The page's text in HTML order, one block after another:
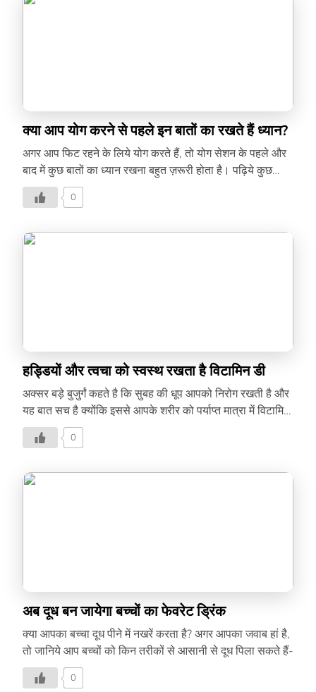
क्या आप योग करने से पहले इन बातों का रखते हैं ध्यान?
अगर आप फिट रहने के लिये योग करते हैं, तो योग सेशन के पहले और
बाद में कुछ बातों का ध्यान रखना बहुत ज़रूरी होता है। पढ़िये कुछ
महत्वपूर्ण बातें-
0
हड्डियों और त्वचा को स्वस्थ रखता है विटामिन डी
अक्सर बड़े बुजुर्गं कहते है कि सुबह की धूप आपको निरोग रखती है और
यह बात सच है क्योंकि इससे आपके शरीर को पर्याप्त मात्रा में विटामिन
डी मिलता है। जानिये विटामिन डी के फायदों को विस्तार से-
0
अब दूध बन जायेगा बच्चों का फेवरेट ड्रिंक
क्या आपका बच्चा दूध पीने में नखरें करता है? अगर आपका जवाब हां है,
तो जानिये आप बच्चों को किन तरीकों से आसानी से दूध पिला सकते हैं-
0